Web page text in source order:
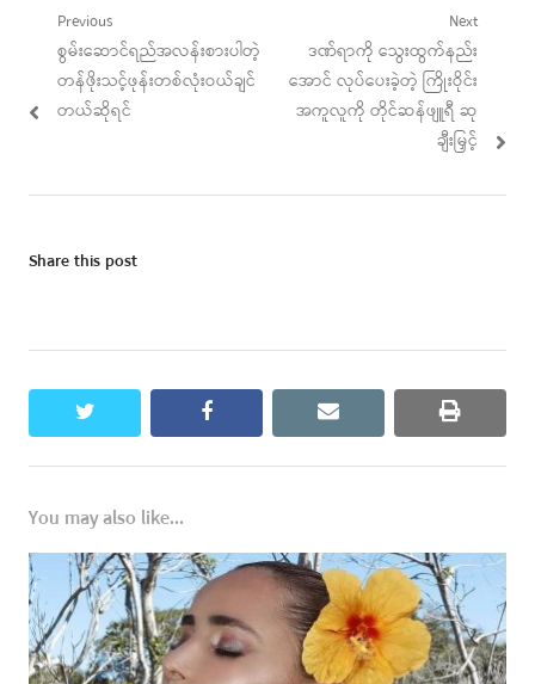
Post
navigation
Previous
Previous
post:
စွမ်းဆောင်ရည်အလန်းစားပါတဲ့
တန်ဖိုးသင့်ဖုန်းတစ်လုံးဝယ်ချင်
တယ်ဆိုရင်
Next
Next
post:
ဒဏ်ရာကို သွေးထွက်နည်း
အောင် လုပ်ပေးခဲ့တဲ့ ကြိုးဝိုင်း
အကူလူကို တိုင်ဆန်ဖျူရီ ဆု
ချီးမြှင့်
Share this post
twitter facebook email print
You may also like...